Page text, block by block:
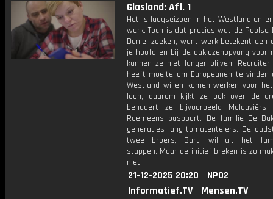
Glasland: Afl. 1
Het is laagseizoen in het Westland en
werk. Toch is dat precies wat de Poolse
Daniel zoeken, want werk betekent een
je hoofd en bij de daklozenopvang voor
kunnen ze niet langer blijven. Recruiter
heeft moeite om Europeanen te vinden
Westland willen komen werken voor
loon, daarom kijkt ze ook over de
benadert ze bijvoorbeeld
Roemeens paspoort. De familie De
generaties lang tomatentelers. De
twee broers, Bart, wil uit het
stappen. Maar definitief breken is zo
niet.
21-12-2025 20:20
NPO2
Informatief.TV
Mensen.TV